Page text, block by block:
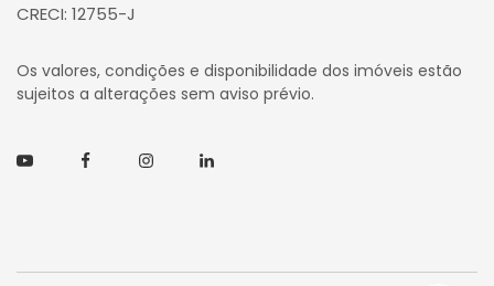
CRECI: 12755-J
Os valores, condições e disponibilidade dos imóveis estão
sujeitos a alterações sem aviso prévio.
YoutubeFacebookInstagramLinkedin